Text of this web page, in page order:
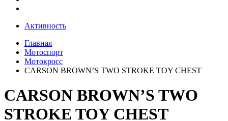
Активность
Главная
Мотоспорт
Мотокросс
CARSON BROWN’S TWO STROKE TOY CHEST
CARSON BROWN’S TWO
STROKE TOY CHEST